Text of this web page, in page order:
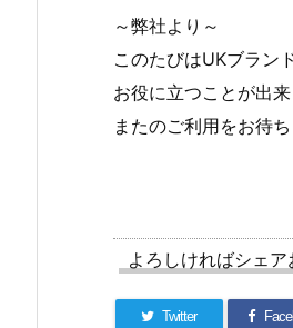
～弊社より～
このたびはUKブラン
お役に立つことが出
またのご利用をお待ち
よろしければシェ
Twitter